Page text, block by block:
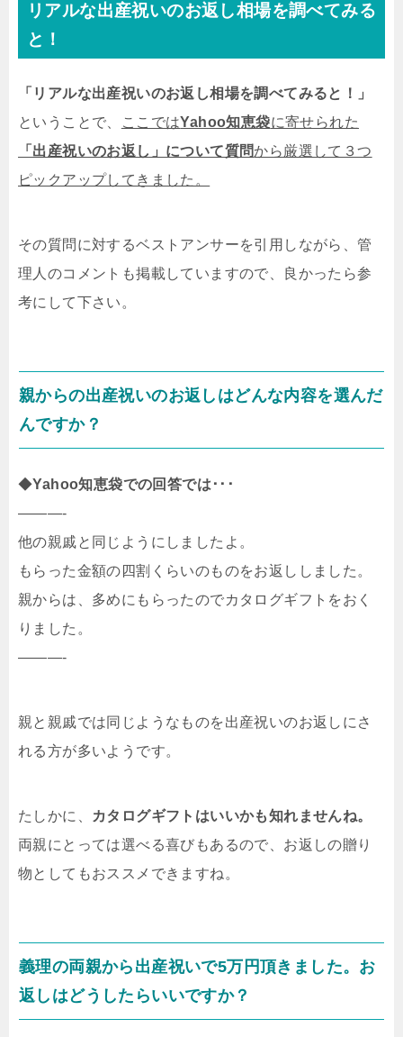
リアルな出産祝いのお返し相場を調べてみる
と！
「リアルな出産祝いのお返し相場を調べてみると！」
ということで、
ここではYahoo知恵袋に寄せられた
「出産祝いのお返し」について質問から厳選して３つ
ピックアップしてきました。
その質問に対するベストアンサーを引用しながら、管
理人のコメントも掲載していますので、良かったら参
考にして下さい。
親からの出産祝いのお返しはどんな内容を選んだ
んですか？
◆Yahoo知恵袋での回答では･･･
———-
他の親戚と同じようにしましたよ。
もらった金額の四割くらいのものをお返ししました。
親からは、多めにもらったのでカタログギフトをおく
りました。
———-
親と親戚では同じようなものを出産祝いのお返しにさ
れる方が多いようです。
たしかに、
カタログギフトはいいかも知れませんね。
両親にとっては選べる喜びもあるので、お返しの贈り
物としてもおススメできますね。
義理の両親から出産祝いで5万円頂きました。お
返しはどうしたらいいですか？